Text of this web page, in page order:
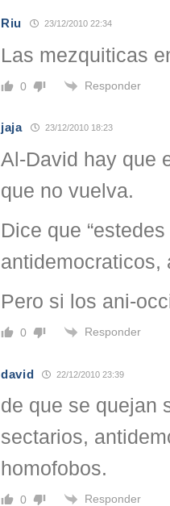
Riu 23/12/2010 22:34
Las mezquiticas
0 Responder
jaja 23/12/2010 18:23
Al-David hay que
que no vuelva.
Dice que
antidemocraticos,
Pero si los ani-
0 Responder
david 22/12/2010 23:39
de que se quejan
sectarios,
homofobos.
0 Responder